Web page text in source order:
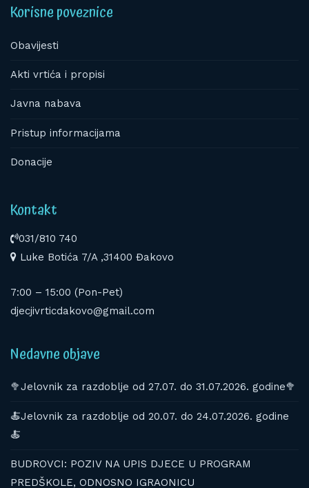
Korisne poveznice
Obavijesti
Akti vrtića i propisi
Javna nabava
Pristup informacijama
Donacije
Kontakt
031/810 740
Luke Botića 7/A ,31400 Đakovo
7:00 – 15:00 (Pon-Pet)
djecjivrticdakovo@gmail.com
Nedavne objave
🥦Jelovnik za razdoblje od 27.07. do 31.07.2026. godine🥦
🍝Jelovnik za razdoblje od 20.07. do 24.07.2026. godine
🍝
BUDROVCI: POZIV NA UPIS DJECE U PROGRAM
PREDŠKOLE, ODNOSNO IGRAONICU